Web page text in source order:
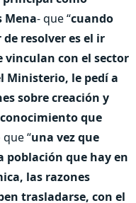
Mena- que “cuando
resolver es el ir
vinculan con el sector
Ministerio, le pedí a
sobre creación y
que
“una vez que
población que hay en
las razones
trasladarse, con el